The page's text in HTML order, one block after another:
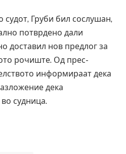
Груби бил сослушан,
потврдено дали
доставил нов предлог за
рочиште. Од прес-
информираат дека
дека
судница.